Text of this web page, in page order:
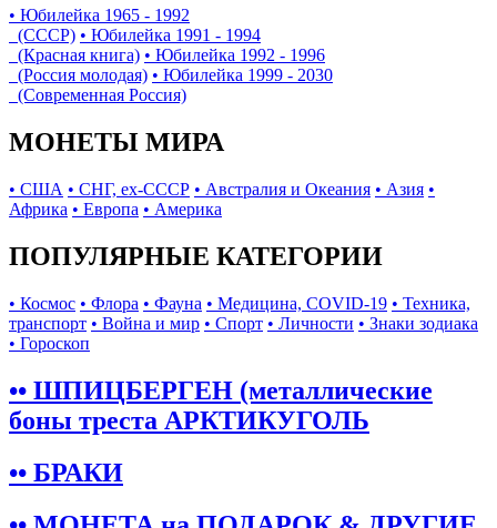
• Юбилейка 1965 - 1992
(СССР) • Юбилейка 1991 - 1994
(Красная книга) • Юбилейка 1992 - 1996
(Россия молодая) • Юбилейка 1999 - 2030
(Современная Россия)
МОНЕТЫ МИРА
• США • СНГ, ex-СССР • Австралия и Океания • Азия •
Африка • Европа • Америка
ПОПУЛЯРНЫЕ КАТЕГОРИИ
• Космос • Флора • Фауна • Медицина, COVID-19 • Техника,
транспорт • Война и мир • Спорт • Личности • Знаки зодиака
• Гороскоп
•• ШПИЦБЕРГЕН (металлические
боны треста АРКТИКУГОЛЬ
•• БРАКИ